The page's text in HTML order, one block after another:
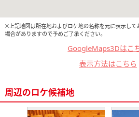
※上記地図は所在地およびロケ地の名称を元に表示して
場合がありますので予めご了承ください。
GoogleMaps3Dはこ
表示方法はこちら
周辺のロケ候補地